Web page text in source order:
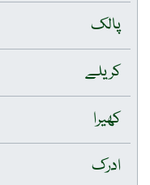
پالک
کریلے
کھیرا
ادرک